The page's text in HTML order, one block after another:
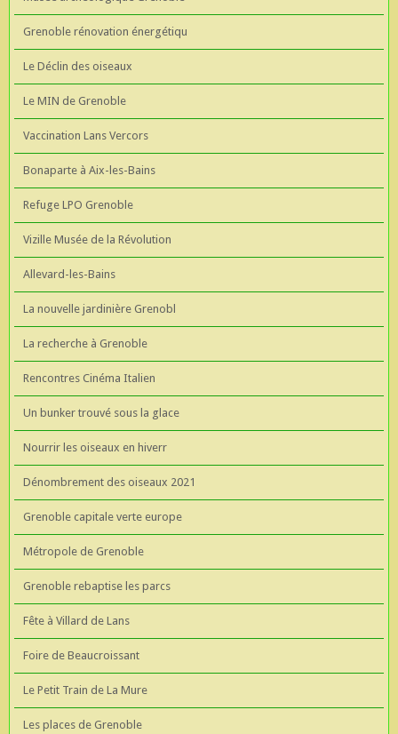
Grenoble rénovation énergétiqu
Le Déclin des oiseaux
Le MIN de Grenoble
Vaccination Lans Vercors
Bonaparte à Aix-les-Bains
Refuge LPO Grenoble
Vizille Musée de la Révolution
Allevard-les-Bains
La nouvelle jardinière Grenobl
La recherche à Grenoble
Rencontres Cinéma Italien
Un bunker trouvé sous la glace
Nourrir les oiseaux en hiverr
Dénombrement des oiseaux 2021
Grenoble capitale verte europe
Métropole de Grenoble
Grenoble rebaptise les parcs
Fête à Villard de Lans
Foire de Beaucroissant
Le Petit Train de La Mure
Les places de Grenoble